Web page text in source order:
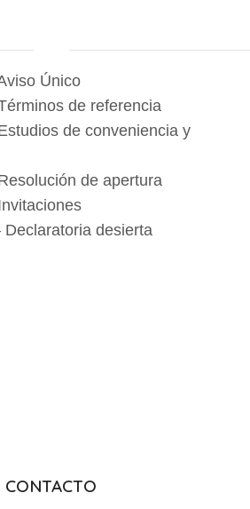
Único
de referencia
de conveniencia y
de apertura
desierta
CONTACTO